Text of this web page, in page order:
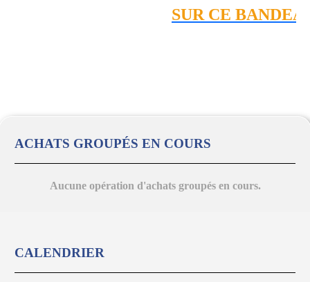
SUR CE
ACHATS GROUPÉS EN COURS
Aucune opération d'achats groupés en cours.
CALENDRIER